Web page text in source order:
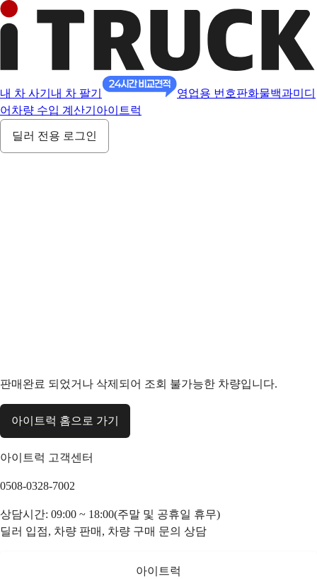
내 차 사기 내 차 팔기 영업용 번호판화물백과미디
어 차량 수입 계산기 아이트럭
딜러 전용 로그인
판매완료 되었거나 삭제되어 조회 불가능한 차량입니다.
아이트럭 홈으로 가기
아이트럭 고객센터
0508-0328-7002
상담시간: 09:00 ~ 18:00(주말 및 공휴일 휴무)
딜러 입점, 차량 판매, 차량 구매 문의 상담
아이트럭